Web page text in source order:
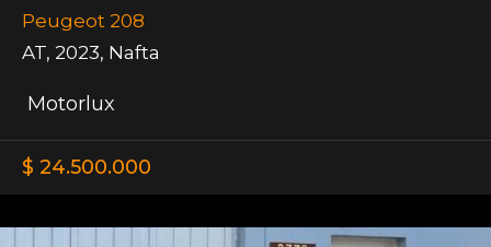
Peugeot 208
AT, 2023, Nafta
Motorlux
$ 24.500.000